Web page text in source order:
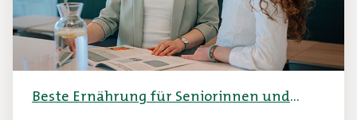
Beste Ernährung für Seniorinnen und